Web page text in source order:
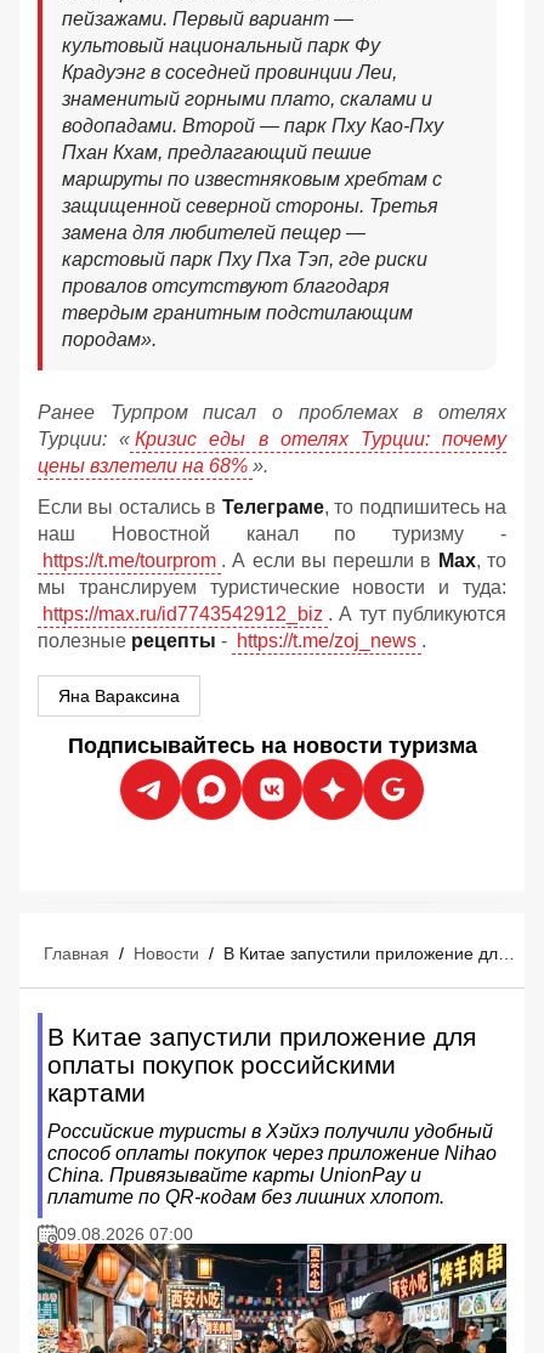
пейзажами. Первый вариант —
культовый национальный парк Фу
Крадуэнг в соседней провинции Леи,
знаменитый горными плато, скалами и
водопадами. Второй — парк Пху Као-Пху
Пхан Кхам, предлагающий пешие
маршруты по известняковым хребтам с
защищенной северной стороны. Третья
замена для любителей пещер —
карстовый парк Пху Пха Тэп, где риски
провалов отсутствуют благодаря
твердым гранитным подстилающим
породам».
Ранее Турпром писал о проблемах в отелях
Турции: « Кризис еды в отелях Турции: почему
цены взлетели на 68% ».
Если вы остались в Телеграме, то подпишитесь на
наш Новостной канал по туризму -
https://t.me/tourprom . А если вы перешли в Мах, то
мы транслируем туристические новости и туда:
https://max.ru/id7743542912_biz . А тут публикуются
полезные рецепты - https://t.me/zoj_news .
Яна Вараксина
Подписывайтесь на новости туризма
Главная / Новости /
В Китае запустили приложение для
оплаты покупок российскими
картами
Российские туристы в Хэйхэ получили удобный
способ оплаты покупок через приложение Nihao
China. Привязывайте карты UnionPay и
платите по QR-кодам без лишних хлопот.
09.08.2026 07:00